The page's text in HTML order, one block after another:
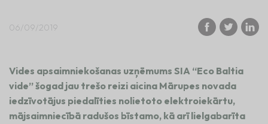
06/09/2019
Vides apsaimniekošanas uzņēmums SIA “Eco Baltia
vide” šogad jau trešo reizi aicina Mārupes novada
iedzīvotājus piedalīties nolietoto elektroiekārtu,
mājsaimniecībā radušos bīstamo, kā arī lielgabarīta